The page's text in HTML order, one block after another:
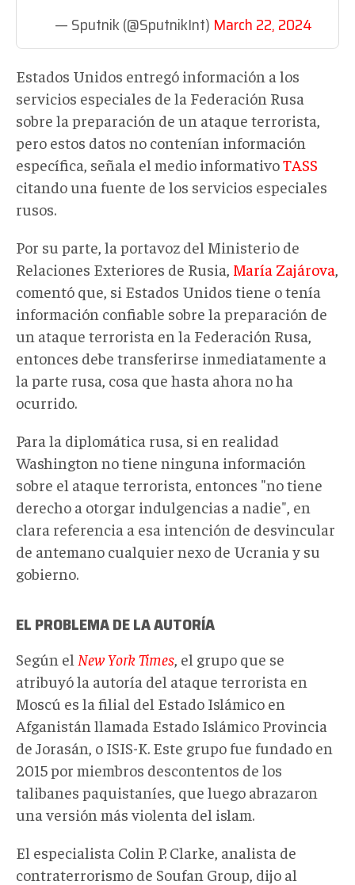
— Sputnik (@SputnikInt) March 22, 2024
Estados Unidos entregó información a los
servicios especiales de la Federación Rusa
sobre la preparación de un ataque terrorista,
pero estos datos no contenían información
específica, señala el medio informativoTASS
citando una fuente de los servicios especiales
rusos.
Por su parte, la portavoz del Ministerio de
Relaciones Exteriores de Rusia, María Zajárova
comentó que, si Estados Unidos tiene o tenía
información confiable sobre la preparación de
un ataque terrorista en la Federación Rusa,
entonces debe transferirse inmediatamente a
la parte rusa, cosa que hasta ahora no ha
ocurrido.
Para la diplomática rusa, si en realidad
Washington no tiene ninguna información
sobre el ataque terrorista, entonces "no tiene
derecho a otorgar indulgencias a nadie", en
clara referencia a esa intención de desvincular
de antemano cualquier nexo de Ucrania y su
gobierno.
EL PROBLEMA DE LA AUTORÍA
Según el New York Times , el grupo que se
atribuyó la autoría del ataque terrorista en
Moscú es la filial del Estado Islámico en
Afganistán llamada Estado Islámico Provincia
de Jorasán, o ISIS-K. Este grupo fue fundado en
2015 por miembros descontentos de los
talibanes paquistaníes, que luego abrazaron
una versión más violenta del islam.
El especialista Colin P. Clarke, analista de
contraterrorismo de Soufan Group, dijo al